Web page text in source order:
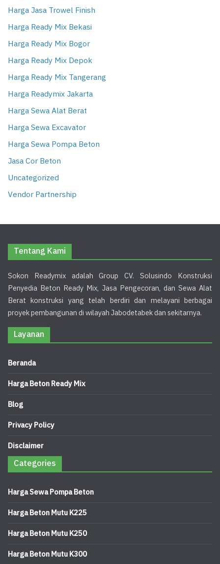
Harga Jasa Trowel Finish
Harga Ready Mix Bekasi
Harga Ready Mix Bogor
Harga Ready Mix Depok
Harga Ready Mix Tangerang
Harga Readymix Jakarta
Harga Sewa Alat Berat
Harga Sewa Excavator
Harga Sewa Pompa Beton
Jasa Cor Beton
Uncategorized
Vendor Partnership
Tentang Kami
Sokon Readymix adalah Group CV. Solusindo Konstruksi
Penyedia Beton Ready Mix, Jasa Pengecoran, dan Sewa Alat
Berat konstruksi yang telah berdiri dan melayani berbagai
proyek pembangunan di wilayah Jabodetabek dan sekitarnya.
Layanan
Beranda
Harga Beton Ready Mix
Blog
Privacy Policy
Disclaimer
Categories
Harga Sewa Pompa Beton
Harga Beton Mutu K225
Harga Beton Mutu K250
Harga Beton Mutu K300